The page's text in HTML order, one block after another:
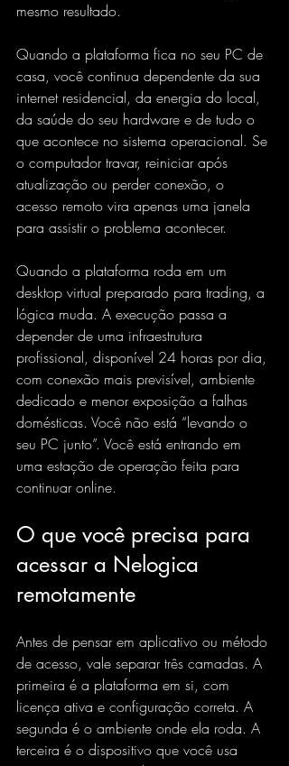
mesmo resultado.
Quando a plataforma fica no seu PC de
casa, você continua dependente da sua
internet residencial, da energia do local,
da saúde do seu hardware e de tudo o
que acontece no sistema operacional. Se
o computador travar, reiniciar após
atualização ou perder conexão, o
acesso remoto vira apenas uma janela
para assistir o problema acontecer.
Quando a plataforma roda em um
desktop virtual preparado para trading, a
lógica muda. A execução passa a
depender de uma infraestrutura
profissional, disponível 24 horas por dia,
com conexão mais previsível, ambiente
dedicado e menor exposição a falhas
domésticas. Você não está “levando o
seu PC junto”. Você está entrando em
uma estação de operação feita para
continuar online.
O que você precisa para
acessar a Nelogica
remotamente
Antes de pensar em aplicativo ou método
de acesso, vale separar três camadas. A
primeira é a plataforma em si, com
licença ativa e configuração correta. A
segunda é o ambiente onde ela roda. A
terceira é o dispositivo que você usa